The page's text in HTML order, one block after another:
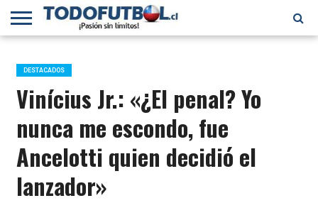
PRIMERA
B
SELECCIÓN
CHILENA
CHILENOS
EN EL
MUNDO
FÚTBOL
INTERNACIONAL
DESTACADOS
Vinícius Jr.: «¿El penal? Yo
nunca me escondo, fue
Ancelotti quien decidió el
lanzador»